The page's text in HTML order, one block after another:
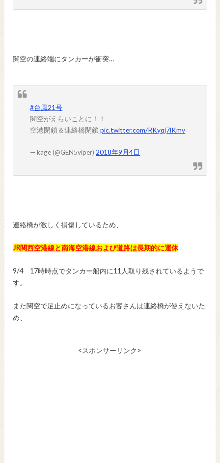
関空の連絡端にタンカーが衝突…
#台風21号
関空がえらいことに！！
空港閉鎖＆連絡橋閉鎖pic.twitter.com/RKyqj7lKmv
— kage (@GEN5viper) 2018年9月4日
連絡橋が激しく損傷しているため、
JR関西空港線と南海空港線および道路は長期的に運休
9/4 17時時点でタンカー船内に11人取り残されているようで
す。
また関空で足止めになっているお客さんは連絡橋が使えないた
め、
<スポンサーリンク>